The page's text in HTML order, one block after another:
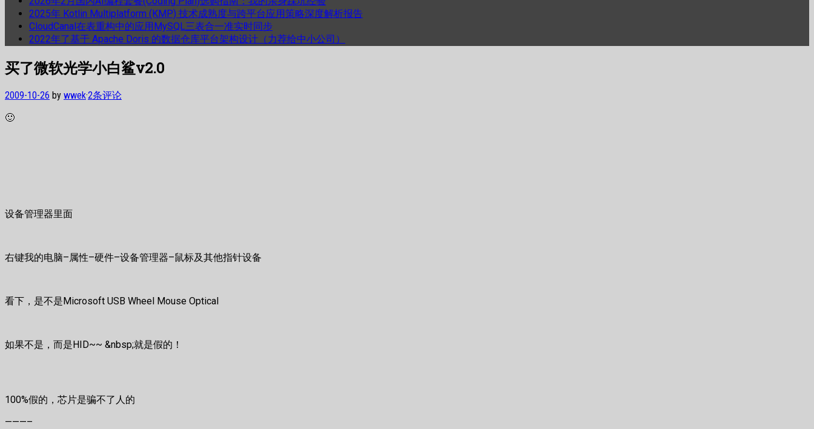
2025年 Kotlin Multiplatform (KMP) 技术成熟度与跨平台应用策略深度解析报告
CloudCanal在表重构中的应用MySQL三表合一准实时同步
2022年了基于 Apache Doris 的数据仓库平台架构设计（力荐给中小公司）
买了微软光学小白鲨v2.0
2009-10-26 by wwek·2条评论
🙂
设备管理器里面
右键我的电脑–属性–硬件–设备管理器–鼠标及其他指针设备
看下，是不是Microsoft USB Wheel Mouse Optical
如果不是，而是HID~~ &nbsp;就是假的！
100%假的，芯片是骗不了人的
———–